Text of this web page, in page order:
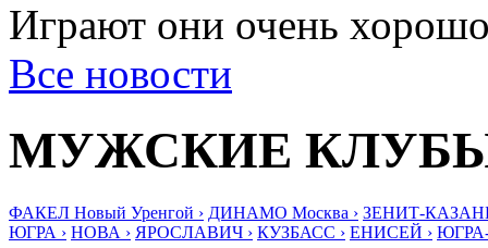
Играют они очень
Все новости
МУЖСКИЕ
ФАКЕЛ Новый Уренгой › ДИНАМО Москва › ЗЕНИТ-
ЮГРА › НОВА › ЯРОСЛАВИЧ › КУЗБАСС › ЕНИСЕЙ ›